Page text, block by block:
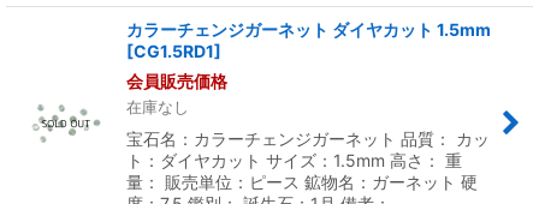
カラーチェンジガーネット ダイヤカット 1.5mm
[CG1.5RD1]
会員販売価格
在庫なし
宝石名：カラーチェンジガーネット 品質： カッ
ト：ダイヤカット サイズ：1.5mm 高さ： 重
量： 販売単位：ピース 鉱物名：ガーネット 硬